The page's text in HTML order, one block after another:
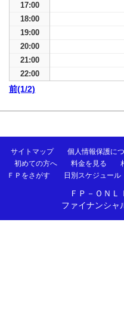
17:00
18:00
19:00
20:00
21:00
22:00
前(1/2)
サイトマップ
個人情報保護に
初めての方へ
料金を見る
ＦＰをさがす
日別スケジュール
ＦＰ－ＯＮ
ファイナンシャ